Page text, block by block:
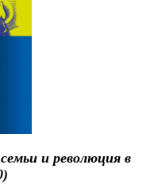
и революция в